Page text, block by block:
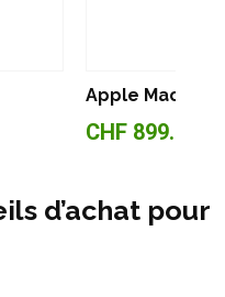
M3, 512 Go)
d’achat pour